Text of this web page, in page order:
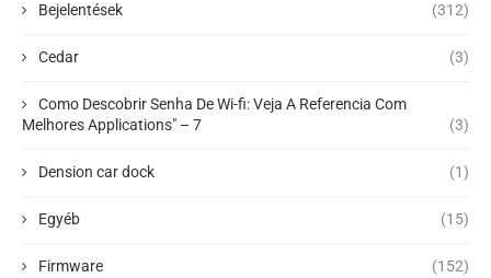
Bejelentések (312)
Cedar (3)
Como Descobrir Senha De Wi-fi: Veja A Referencia Com
Melhores Applications" – 7
(3)
Dension car dock (1)
Egyéb (15)
Firmware (152)